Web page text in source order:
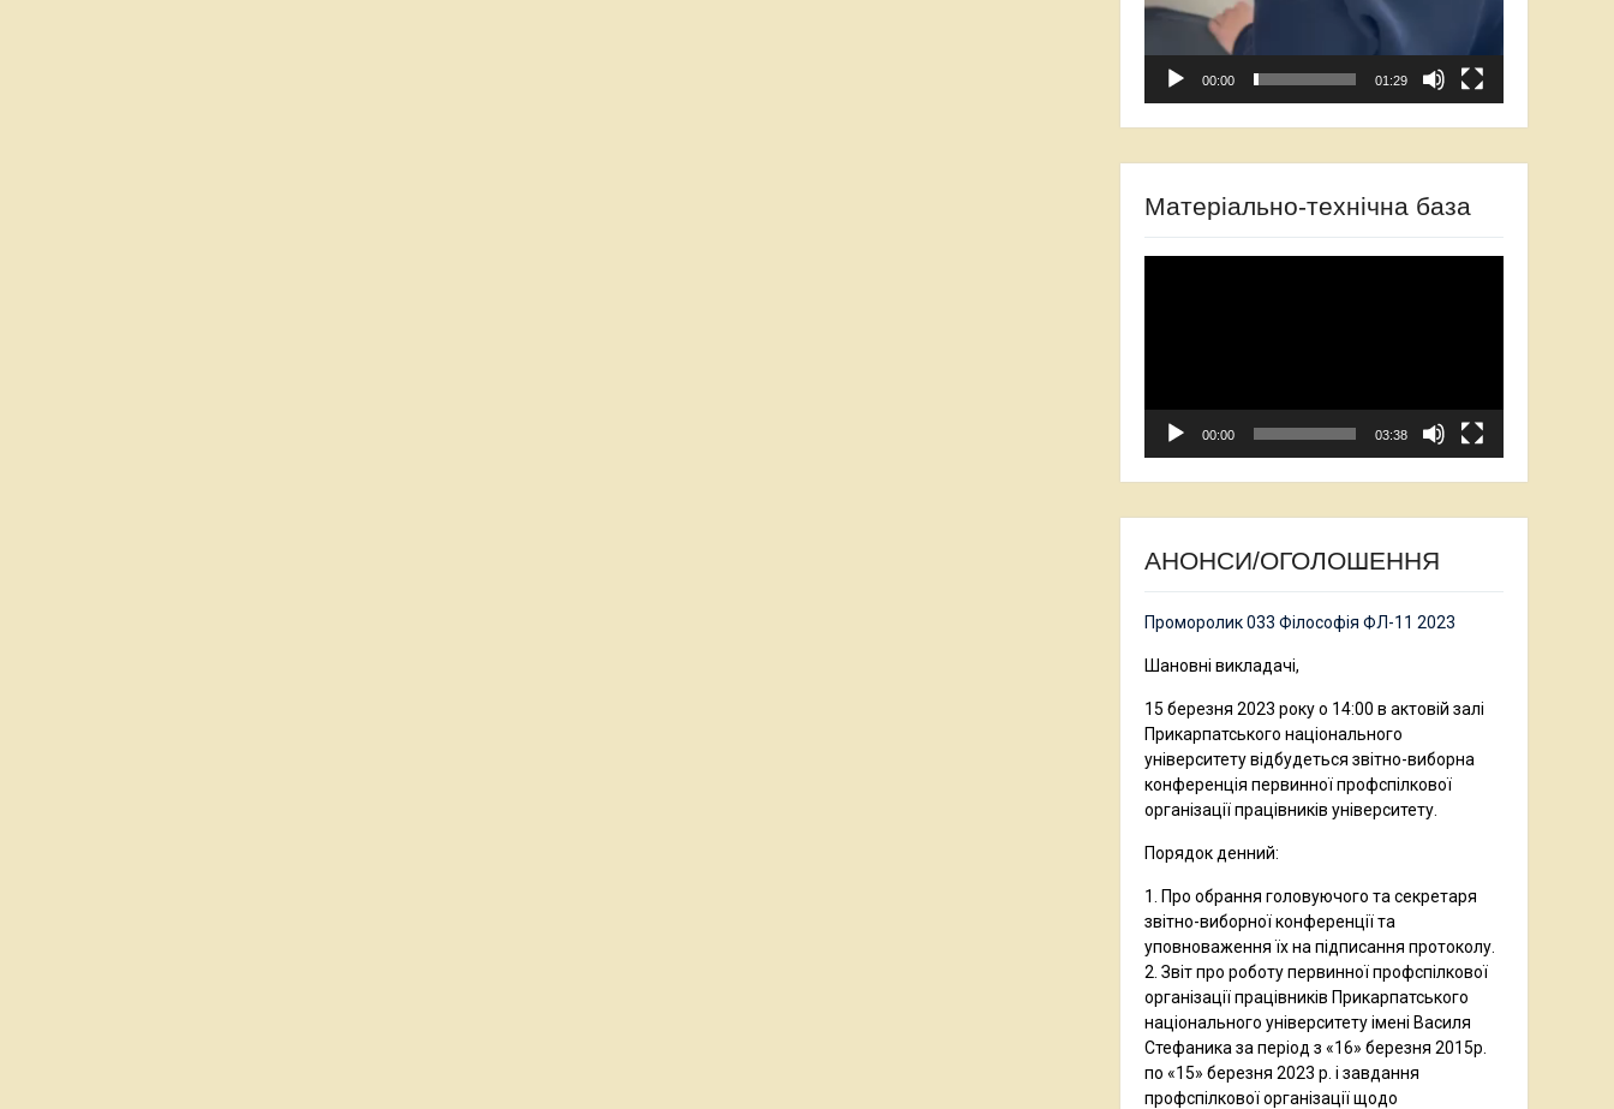
00:00 01:29
Матеріально-технічна база
00:00 03:38
АНОНСИ/ОГОЛОШЕННЯ
Проморолик 033 Філософія ФЛ-11 2023
Шановні викладачі,
15 березня 2023 року о 14:00 в актовій залі
Прикарпатського національного
університету відбудеться звітно-виборна
конференція первинної профспілкової
організації працівників університету.
Порядок денний:
1. Про обрання головуючого та секретаря
звітно-виборної конференції та
уповноваження їх на підписання протоколу.
2. Звіт про роботу первинної профспілкової
організації працівників Прикарпатського
національного університету імені Василя
Стефаника за період з «16» березня 2015р.
по «15» березня 2023 р. і завдання
профспілкової організації щодо